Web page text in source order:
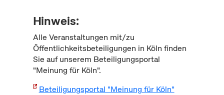
Hinweis:
Alle Veranstaltungen mit/zu
Öffentlichkeitsbeteiligungen in Köln finden
Sie auf unserem Beteiligungsportal
"Meinung für Köln".
Beteiligungsportal "Meinung für Köln"